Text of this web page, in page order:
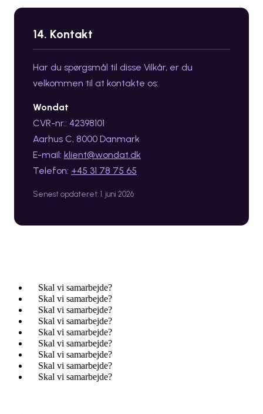
14. Kontakt
Har du spørgsmål til disse Vilkår, er du
velkommen til at kontakte os:
Wondat
CVR-nr.: 42398101
Aarhus C, 8000 Danmark
E-mail: klient@wondat.dk
Telefon: +45 31 78 75 65
Senest opdateret: 1. juni 2026
Skal vi samarbejde?
Skal vi samarbejde?
Skal vi samarbejde?
Skal vi samarbejde?
Skal vi samarbejde?
Skal vi samarbejde?
Skal vi samarbejde?
Skal vi samarbejde?
Skal vi samarbejde?